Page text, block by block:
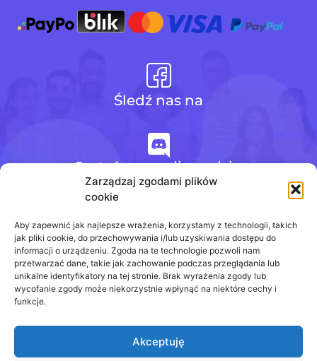
Zarządzaj zgodami plików
cookie
Aby zapewnić jak najlepsze wrażenia, korzystamy z technologii, takich
jak pliki cookie, do przechowywania i/lub uzyskiwania dostępu do
informacji o urządzeniu. Zgoda na te technologie pozwoli nam
przetwarzać dane, takie jak zachowanie podczas przeglądania lub
unikalne identyfikatory na tej stronie. Brak wyrażenia zgody lub
wycofanie zgody może niekorzystnie wpłynąć na niektóre cechy i
funkcje.
Akceptuję
Śledź nas na
Jesteśmy na discordzie
+48 728 484 484
biuro@odpowiedzinasprawdziany.pl
Prawa Autorskie © 2020 - 2026
odpowiedzinasprawdziany.pl wszelkie prawa